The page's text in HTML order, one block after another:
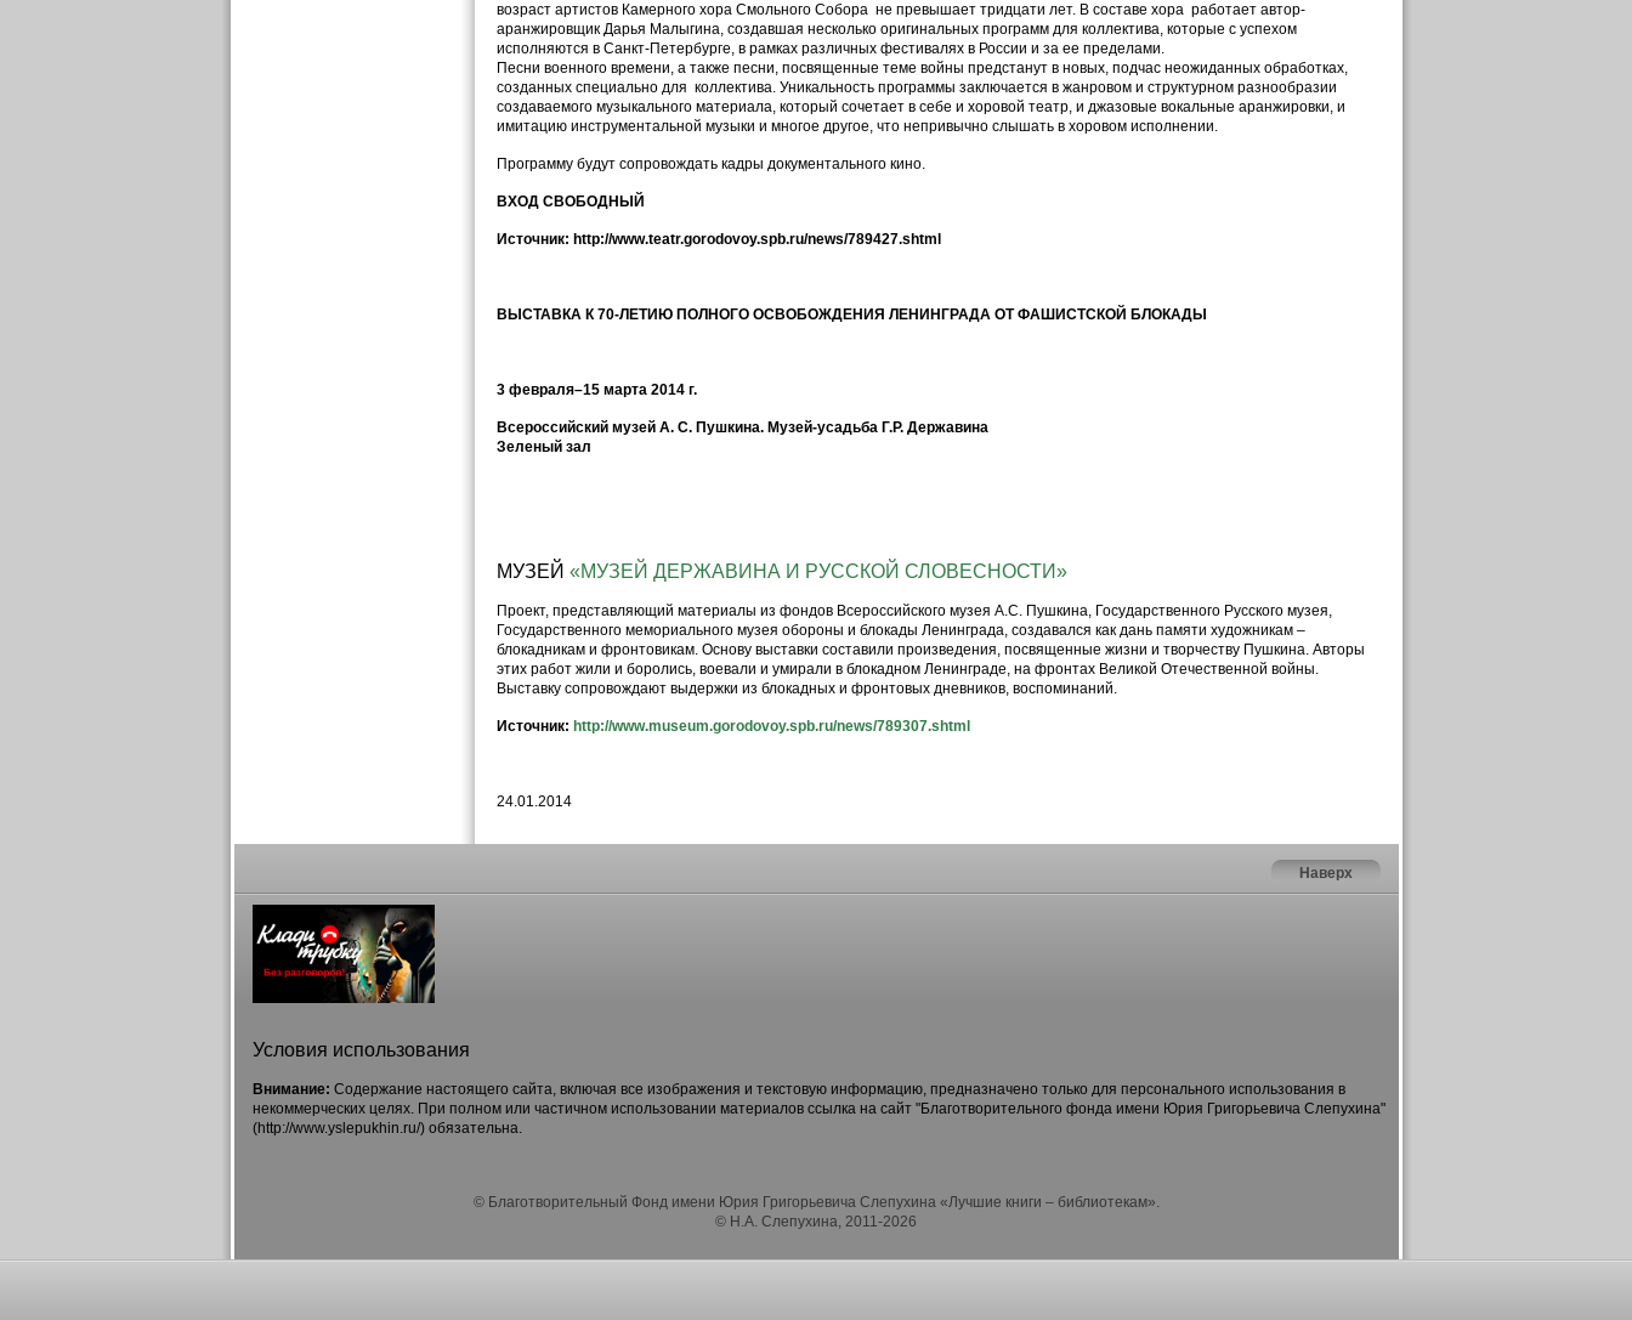
возраст артистов Камерного хора Смольного Собора не превышает тридцати лет. В составе хора работает автор-
аранжировщик Дарья Малыгина, создавшая несколько оригинальных программ для коллектива, которые с успехом
исполняются в Санкт-Петербурге, в рамках различных фестивалях в России и за ее пределами.
Песни военного времени, а также песни, посвященные теме войны предстанут в новых, подчас неожиданных обработках,
созданных специально для коллектива. Уникальность программы заключается в жанровом и структурном разнообразии
создаваемого музыкального материала, который сочетает в себе и хоровой театр, и джазовые вокальные аранжировки, и
имитацию инструментальной музыки и многое другое, что непривычно слышать в хоровом исполнении.
Программу будут сопровождать кадры документального кино.
ВХОД СВОБОДНЫЙ
Источник: http://www.teatr.gorodovoy.spb.ru/news/789427.shtml
ВЫСТАВКА К 70-ЛЕТИЮ ПОЛНОГО ОСВОБОЖДЕНИЯ ЛЕНИНГРАДА ОТ ФАШИСТСКОЙ БЛОКАДЫ
3 февраля–15 марта 2014 г.
Всероссийский музей А. С. Пушкина. Музей-усадьба Г.Р. Державина
Зеленый зал
МУЗЕЙ «МУЗЕЙ ДЕРЖАВИНА И РУССКОЙ СЛОВЕСНОСТИ»
Проект, представляющий материалы из фондов Всероссийского музея А.С. Пушкина, Государственного Русского музея,
Государственного мемориального музея обороны и блокады Ленинграда, создавался как дань памяти художникам –
блокадникам и фронтовикам. Основу выставки составили произведения, посвященные жизни и творчеству Пушкина. Авторы
этих работ жили и боролись, воевали и умирали в блокадном Ленинграде, на фронтах Великой Отечественной войны.
Выставку сопровождают выдержки из блокадных и фронтовых дневников, воспоминаний.
Источник: http://www.museum.gorodovoy.spb.ru/news/789307.shtml
24.01.2014
Наверх
Условия использования
Внимание: Содержание настоящего сайта, включая все изображения и текстовую информацию, предназначено только для персонального использования в
некоммерческих целях. При полном или частичном использовании материалов ссылка на сайт "Благотворительного фонда имени Юрия Григорьевича Слепухина"
(http://www.yslepukhin.ru/) обязательна.
© Благотворительный Фонд имени Юрия Григорьевича Слепухина «Лучшие книги – библиотекам».
© Н.А. Слепухина, 2011-2026